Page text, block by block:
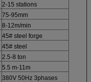
2-15 stations
75-95mm
8-12m/min
45# steel forge
45# steel
2.5-8 ton
5.5 m-11m
380V 50Hz 3phases